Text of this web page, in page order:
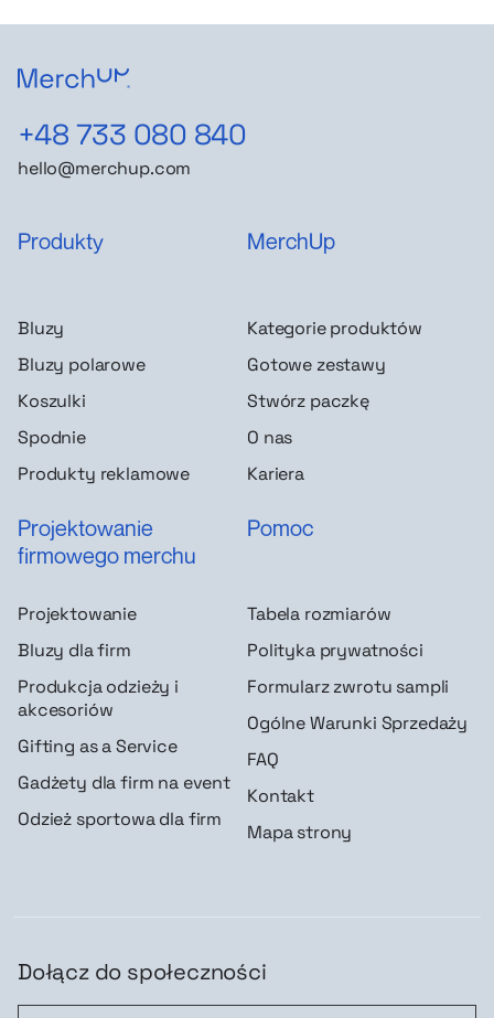
+48 733 080 840
hello@merchup.com
Produkty
Bluzy
Bluzy polarowe
Koszulki
Spodnie
Produkty reklamowe
MerchUp
Kategorie produktów
Gotowe zestawy
Stwórz paczkę
O nas
Kariera
Projektowanie
firmowego merchu
Projektowanie
Bluzy dla firm
Produkcja odzieży i
akcesoriów
Gifting as a Service
Gadżety dla firm na event
Odzież sportowa dla firm
Pomoc
Tabela rozmiarów
Polityka prywatności
Formularz zwrotu sampli
Ogólne Warunki Sprzedaży
FAQ
Kontakt
Mapa strony
Dołącz do społeczności